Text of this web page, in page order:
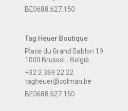
BE0688.627.150
Tag Heuer Boutique
Place du Grand Sablon 19
1000 Brussel - België
+32 2 369 22 22
tagheuer@colman.be
BE0688.627.150